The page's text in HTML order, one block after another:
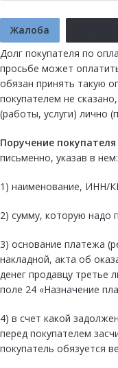
Жалоба
Долг покупателя по
просьбе может
обязан принять такую
покупателем не
(работы, услуги) лично
Поручение
письменно, указав в нем:
1) наименование, ИНН/
2) сумму, которую надо
3) основание платежа
накладной, акта об
денег продавцу третье
поле 24 «Назначение
4) в счет какой
перед покупателем
покупатель обязуется